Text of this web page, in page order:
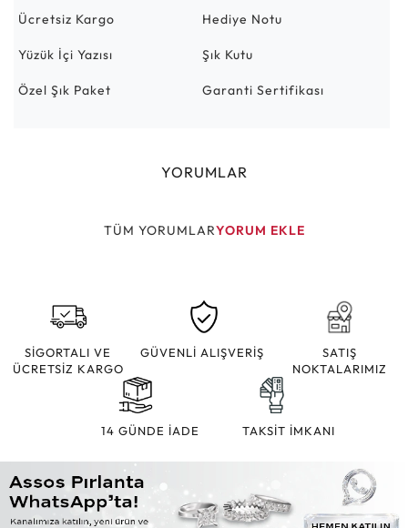
Ücretsiz Kargo Hediye Notu
Yüzük İçi Yazısı Şık Kutu
Özel Şık Paket Garanti Sertifikası
YORUMLAR
TÜM YORUMLARYORUM EKLE
SİGORTALI VE
ÜCRETSİZ KARGO
GÜVENLİ ALIŞVERİŞ
SATIŞ
NOKTALARIMIZ
14 GÜNDE İADE TAKSİT İMKANI